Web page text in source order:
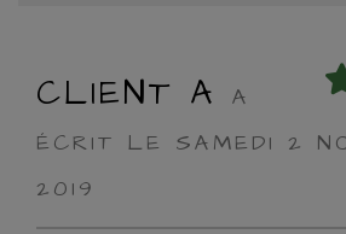
CLIENT A
A
ÉCRIT LE SAMEDI 2
2019